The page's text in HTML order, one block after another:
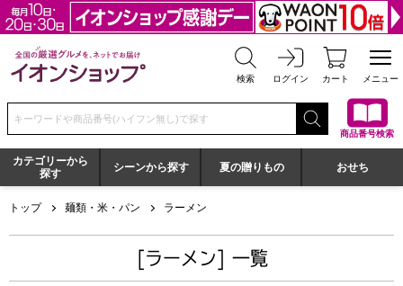
全国の厳選グルメを、ネットでお届け イオンショップ
検索 ログイン カート メニュー
検索キーワードまたは商品番号を入力してください
商品番号検索
カテゴリーから
探す
シーンから探す 夏の贈りもの おせち
トップ 麺類・米・パン ラーメン
[ラーメン] 一覧